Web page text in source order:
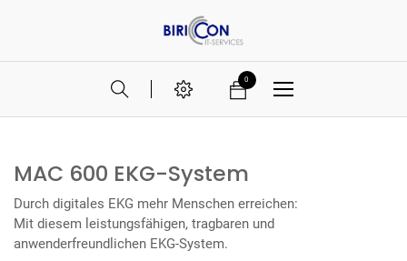
0
MAC 600 EKG-System
Durch digitales EKG mehr Menschen erreichen:
Mit diesem leistungsfähigen, tragbaren und
anwenderfreundlichen EKG-System.